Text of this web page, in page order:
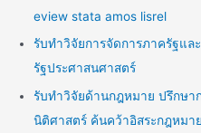
eview stata amos lisrel
รับทำวิจัยการจัดการภาครัฐแล
รัฐประศาสนศาสตร์
รับทำวิจัยด้านกฎหมาย ปรึกษ
นิติศาสตร์ ค้นคว้าอิสระกฎหม